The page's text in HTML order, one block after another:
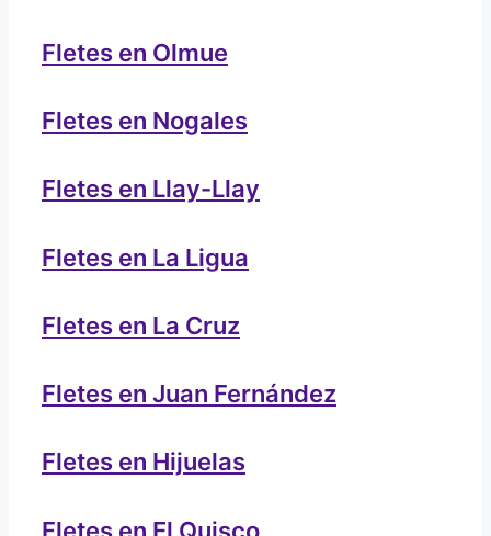
Fletes en Olmue
Fletes en Nogales
Fletes en Llay-Llay
Fletes en La Ligua
Fletes en La Cruz
Fletes en Juan Fernández
Fletes en Hijuelas
Fletes en El Quisco